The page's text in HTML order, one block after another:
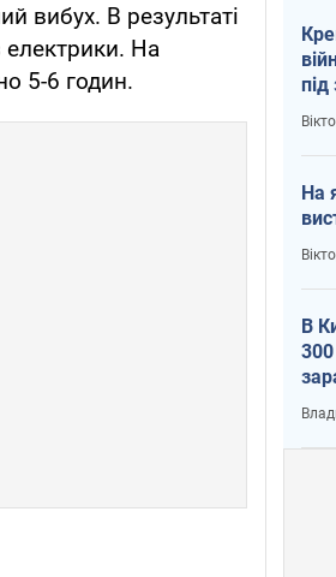
вибух. В результаті
На
5-6 годин.
На
В